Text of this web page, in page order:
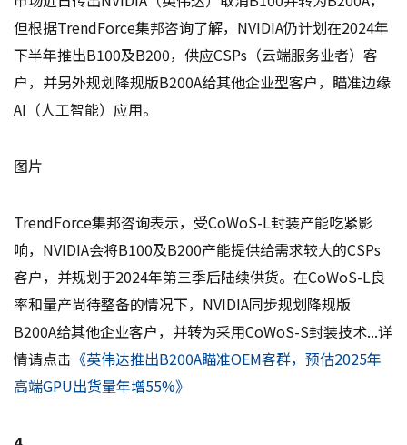
但根据TrendForce集邦咨询了解，NVIDIA仍计划在2024年
下半年推出B100及B200，供应CSPs（云端服务业者）客
户，并另外规划降规版B200A给其他企业型客户，瞄准边缘
AI（人工智能）应用。
图片
TrendForce集邦咨询表示，受CoWoS-L封装产能吃紧影
响，NVIDIA会将B100及B200产能提供给需求较大的CSPs
客户，并规划于2024年第三季后陆续供货。在CoWoS-L良
率和量产尚待整备的情况下，NVIDIA同步规划降规版
B200A给其他企业客户，并转为采用CoWoS-S封装技术...详
情请点击 《英伟达推出B200A瞄准OEM客群，预估2025年
高端GPU出货量年增55%》